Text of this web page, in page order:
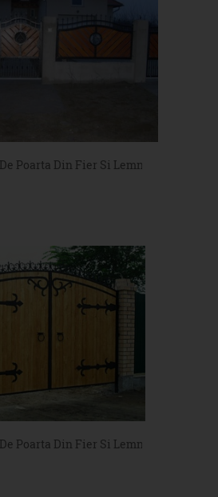
Poarta Din Fier Si Lemn
Poarta Din Fier Si Lemn